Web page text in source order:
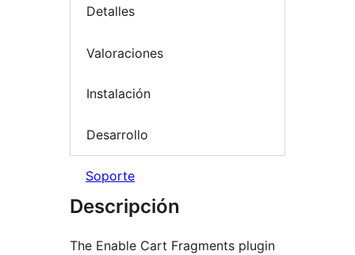
Detalles
Valoraciones
Instalación
Desarrollo
Soporte
Descripción
The Enable Cart Fragments plugin